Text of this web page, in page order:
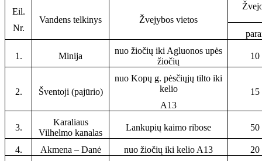
Eil.
Nr.
Vandens telkinys Žvejybos vietos
1. Minija
nuo žiočių iki Agluonos upės
žiočių
10
2. Šventoji (pajūrio)
nuo Kopų g. pėsčiųjų tilto iki
kelio
A13
15
3.
Karaliaus
Vilhelmo kanalas
Lankupių kaimo ribose 50
4. Akmena – Danė nuo žiočių iki kelio A13 20